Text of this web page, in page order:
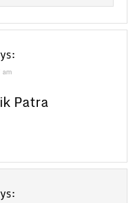
Patra